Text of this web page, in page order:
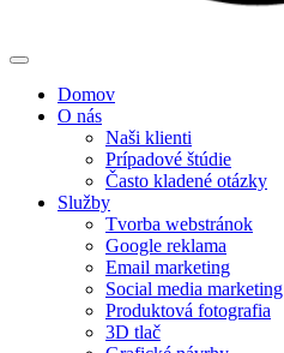
Domov
O nás
Naši klienti
Prípadové štúdie
Často kladené otázky
Služby
Tvorba webstránok
Google reklama
Email marketing
Social media marketing
Produktová fotografia
3D tlač